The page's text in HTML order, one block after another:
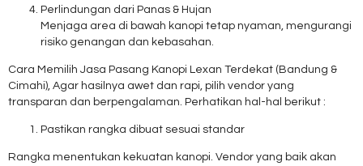
Perlindungan dari Panas & Hujan
Menjaga area di bawah kanopi tetap nyaman, mengurangi
risiko genangan dan kebasahan.
Cara Memilih Jasa Pasang Kanopi Lexan Terdekat (Bandung &
Cimahi), Agar hasilnya awet dan rapi, pilih vendor yang
transparan dan berpengalaman. Perhatikan hal-hal berikut :
Pastikan rangka dibuat sesuai standar
Rangka menentukan kekuatan kanopi. Vendor yang baik akan